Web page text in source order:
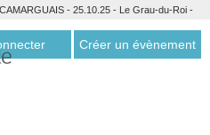
- 25.10.25 - Le Grau-du-Roi -
Créer un évènement